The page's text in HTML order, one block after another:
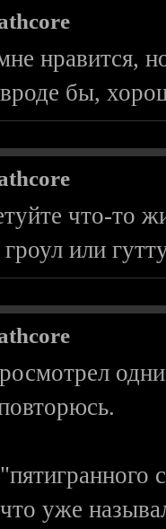
нравится,
бы,
что-то
или
уже